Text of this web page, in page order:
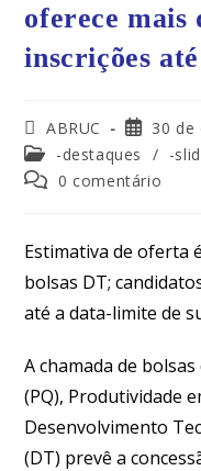
oferece mais
inscrições
ABRUC
30 de
-destaques
/ -
0 comentário
Estimativa de oferta
bolsas DT;
até a data-limite de
A chamada de
(PQ), Produtividade
Desenvolvimento
(DT) prevê a